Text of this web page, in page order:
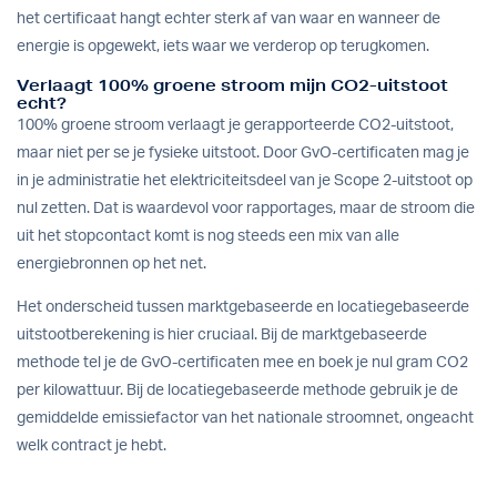
het certificaat hangt echter sterk af van waar en wanneer de
energie is opgewekt, iets waar we verderop op terugkomen.
Verlaagt 100% groene stroom mijn CO2-uitstoot
echt?
100% groene stroom verlaagt je gerapporteerde CO2-uitstoot,
maar niet per se je fysieke uitstoot. Door GvO-certificaten mag je
in je administratie het elektriciteitsdeel van je Scope 2-uitstoot op
nul zetten. Dat is waardevol voor rapportages, maar de stroom die
uit het stopcontact komt is nog steeds een mix van alle
energiebronnen op het net.
Het onderscheid tussen marktgebaseerde en locatiegebaseerde
uitstootberekening is hier cruciaal. Bij de marktgebaseerde
methode tel je de GvO-certificaten mee en boek je nul gram CO2
per kilowattuur. Bij de locatiegebaseerde methode gebruik je de
gemiddelde emissiefactor van het nationale stroomnet, ongeacht
welk contract je hebt.